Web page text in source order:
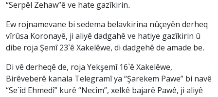
“Serpêl Zehaw”ê ve hate gazîkirin.
Ew rojnamevane bi sedema belavkirina nûçeyên derheq
vîrûsa Koronayê, ji aliyê dadgahê ve hatiye gazîkirin û
dibe roja Şemî 23`ê Xakelêwe, di dadgehê de amade be.
Di vê derheqê de, roja Yekşemî 16`ê Xakelêwe,
Birêveberê kanala Telegramî ya “Şarekem Pawe” bi navê
“Se`îd Ehmedî” kurê “Necîm”, xelkê bajarê Pawê, ji aliyê